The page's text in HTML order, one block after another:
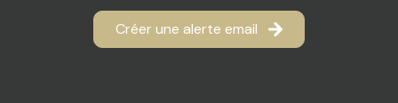
Créer une alerte email